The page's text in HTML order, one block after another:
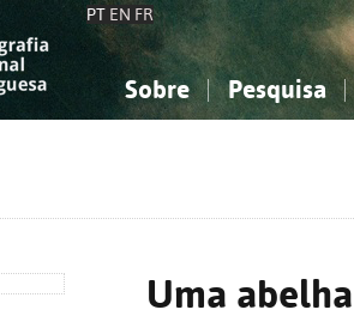
PT EN FR
Sobre Pesquisa
Uma